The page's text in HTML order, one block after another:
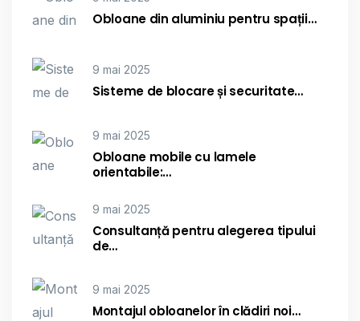
Obloane din aluminiu pentru spații…
9 mai 2025
Sisteme de blocare și securitate…
9 mai 2025
Obloane mobile cu lamele
orientabile:…
9 mai 2025
Consultanță pentru alegerea tipului
de…
9 mai 2025
Montajul obloanelor în clădiri noi…